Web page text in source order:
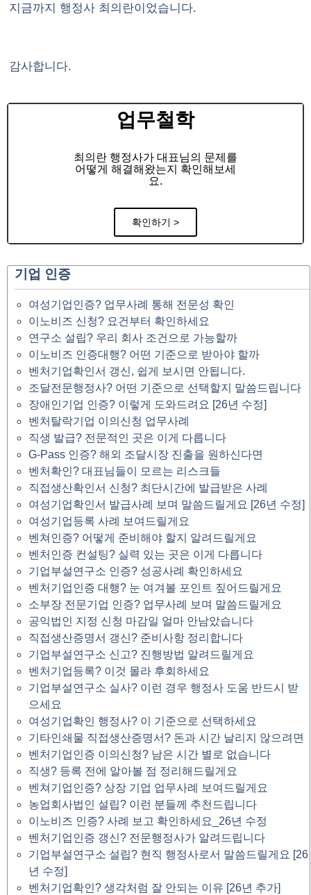
지금까지 행정사 최의란이었습니다.
감사합니다.
업무철학
최의란 행정사가 대표님의 문제를
어떻게 해결해왔는지 확인해보세
요.
확인하기 >
기업 인증
여성기업인증? 업무사례 통해 전문성 확인
이노비즈 신청? 요건부터 확인하세요
연구소 설립? 우리 회사 조건으로 가능할까
이노비즈 인증대행? 어떤 기준으로 받아야 할까
벤처기업확인서 갱신, 쉽게 보시면 안됩니다.
조달전문행정사? 어떤 기준으로 선택할지 말씀드립니다
장애인기업 인증? 이렇게 도와드려요 [26년 수정]
벤처탈락기업 이의신청 업무사례
직생 발급? 전문적인 곳은 이게 다릅니다
G-Pass 인증? 해외 조달시장 진출을 원하신다면
벤처확인? 대표님들이 모르는 리스크들
직접생산확인서 신청? 최단시간에 발급받은 사례
여성기업확인서 발급사례 보며 말씀드릴게요 [26년 수정]
여성기업등록 사례 보여드릴게요
벤쳐인증? 어떻게 준비해야 할지 알려드릴게요
벤처인증 컨설팅? 실력 있는 곳은 이게 다릅니다
기업부설연구소 인증? 성공사례 확인하세요
벤처기업인증 대행? 눈 여겨볼 포인트 짚어드릴게요
소부장 전문기업 인증? 업무사례 보며 말씀드릴게요
공익법인 지정 신청 마감일 얼마 안남았습니다
직접생산증명서 갱신? 준비사항 정리합니다
기업부설연구소 신고? 진행방법 알려드릴게요
벤처기업등록? 이것 몰라 후회하세요
기업부설연구소 실사? 이런 경우 행정사 도움 반드시 받
으세요
여성기업확인 행정사? 이 기준으로 선택하세요
기타인쇄물 직접생산증명서? 돈과 시간 날리지 않으려면
벤처기업인증 이의신청? 남은 시간 별로 없습니다
직생? 등록 전에 알아볼 점 정리해드릴게요
벤쳐기업인증? 상장 기업 업무사례 보여드릴게요
농업회사법인 설립? 이런 분들께 추천드립니다
이노비즈 인증? 사례 보고 확인하세요_26년 수정
벤처기업인증 갱신? 전문행정사가 알려드립니다
기업부설연구소 설립? 현직 행정사로서 말씀드릴게요 [26
년 수정]
벤처기업확인? 생각처럼 잘 안되는 이유 [26년 추가]